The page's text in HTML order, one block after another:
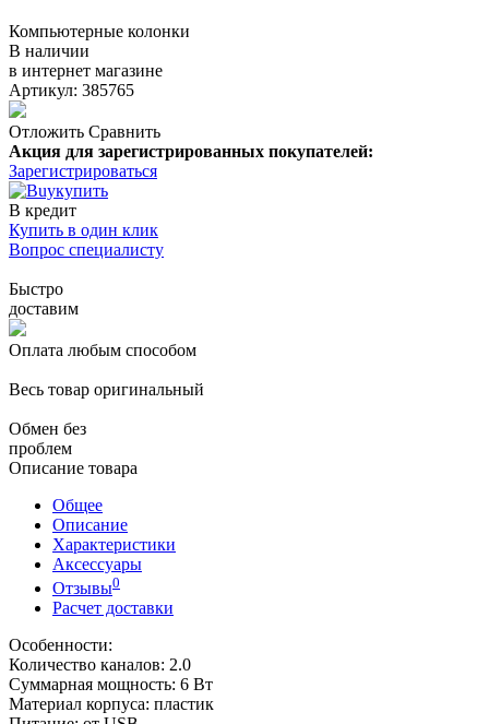
Компьютерные колонки
В наличии
в интернет магазине
Артикул: 385765
Отложить Сравнить
Акция для зарегистрированных покупателей:
Зарегистрироваться
купить
В кредит
Купить в один клик
Вопрос специалисту
Быстро
доставим
Оплата любым способом
Весь товар оригинальный
Обмен без
проблем
Описание товара
Общее
Описание
Характеристики
Аксессуары
Отзывы0
Расчет доставки
Особенности:
Количество каналов: 2.0
Суммарная мощность: 6 Вт
Материал корпуса: пластик